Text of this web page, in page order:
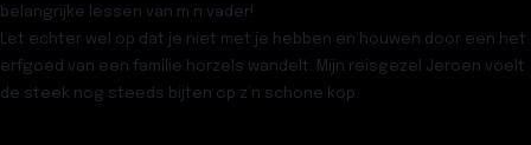
belangrijke lessen van m’n vader!
Let echter wel op dat je niet met je hebben en houwen door een het
erfgoed van een familie horzels wandelt. Mijn reisgezel Jeroen voelt
de steek nog steeds bijten op z’n schone kop.